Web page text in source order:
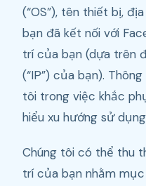
(“OS”), tên thiết bị,
bạn đã kết nối với
trí của bạn (dựa trên
(“IP”) của bạn).
tôi trong việc khắc
hiểu xu hướng sử
Chúng tôi có thể thu
trí của bạn nhằm